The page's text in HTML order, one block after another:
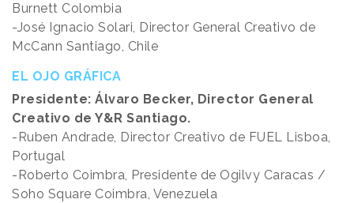
Burnett Colombia
-José Ignacio Solari, Director General Creativo de
McCann Santiago, Chile
EL OJO GRÁFICA
Presidente: Álvaro Becker, Director General
Creativo de Y&R Santiago.
-Ruben Andrade, Director Creativo de FUEL Lisboa,
Portugal
-Roberto Coimbra, Presidente de Ogilvy Caracas /
Soho Square Coimbra, Venezuela